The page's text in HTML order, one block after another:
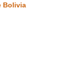
Bolivia